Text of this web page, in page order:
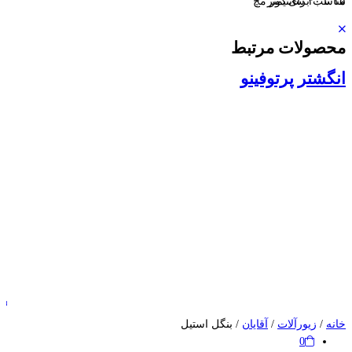
محصولات مرتبط
انگشتر پرتوفینو
خانه / زیورآلات / آقایان / بنگل استیل
0